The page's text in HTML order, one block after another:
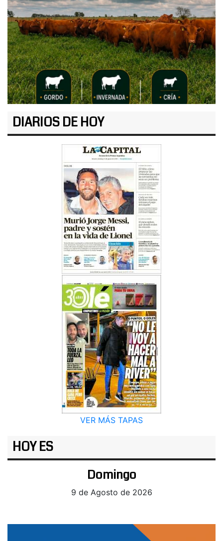
DIARIOS DE HOY
VER MÁS TAPAS
HOY ES
Domingo
9 de Agosto de 2026